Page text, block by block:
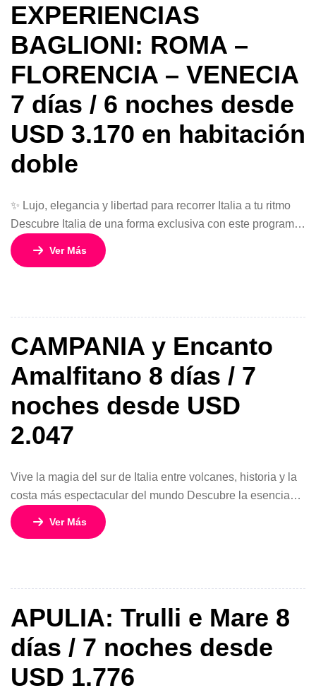
EXPERIENCIAS
BAGLIONI: ROMA –
FLORENCIA – VENECIA
7 días / 6 noches desde
USD 3.170 en habitación
doble
✨ Lujo, elegancia y libertad para recorrer Italia a tu ritmo
Descubre Italia de una forma exclusiva con este programa
premium que combina hoteles de lujo, beneficios VIP y la
libertad de recorrer el país en un vehículo de alta gama.
Ver Más
CAMPANIA y Encanto
Amalfitano 8 días / 7
noches desde USD
2.047
Vive la magia del sur de Italia entre volcanes, historia y la
costa más espectacular del mundo Descubre la esencia
más vibrante de Italia con este circuito por Campania, una
región que combina historia antigua, paisajes de ensueño
Ver Más
APULIA: Trulli e Mare 8
días / 7 noches desde
USD 1.776